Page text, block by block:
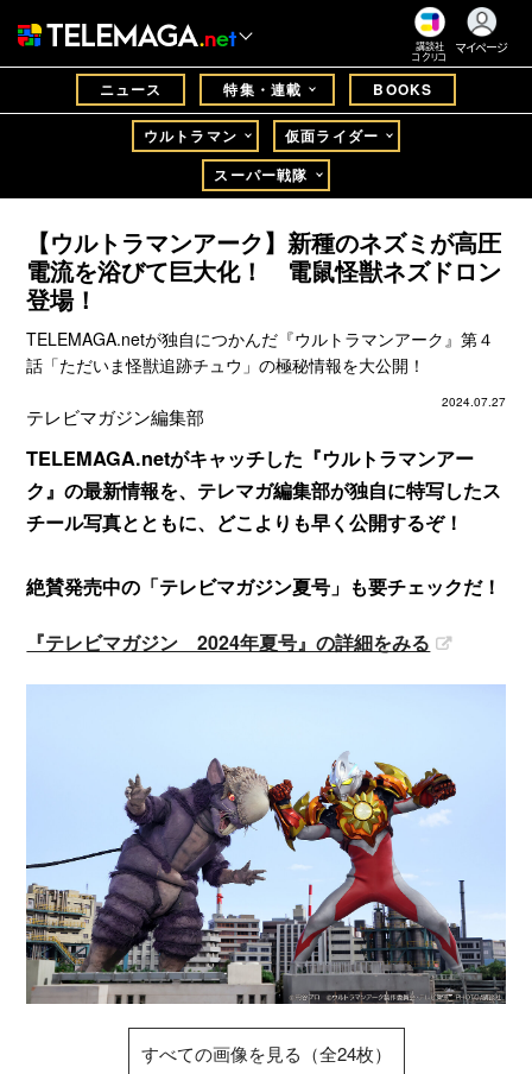
講談社
コクリコ
マイページ
ニュース 特集・連載 BOOKS
ウルトラマン
仮面ライダー
スーパー戦隊
【ウルトラマンアーク】新種のネズミが高圧
電流を浴びて巨大化！ 電鼠怪獣ネズドロン
登場！
TELEMAGA.netが独自につかんだ『ウルトラマンアーク』第４
話「ただいま怪獣追跡チュウ」の極秘情報を大公開！
2024.07.27
テレビマガジン編集部
TELEMAGA.netがキャッチした『ウルトラマンアー
ク』の最新情報を、テレマガ編集部が独自に特写したス
チール写真とともに、どこよりも早く公開するぞ！
絶賛発売中の「テレビマガジン夏号」も要チェックだ！
『テレビマガジン 2024年夏号』の詳細をみる
すべての画像を見る（全24枚）